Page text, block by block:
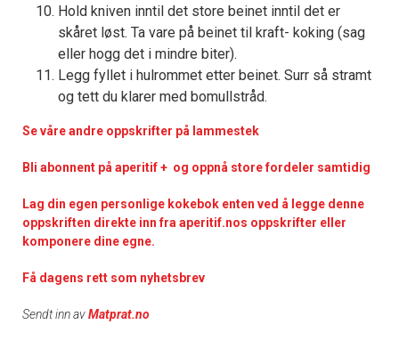
Hold kniven inntil det store beinet inntil det er
skåret løst. Ta vare på beinet til kraft- koking (sag
eller hogg det i mindre biter).
Legg fyllet i hulrommet etter beinet. Surr så stramt
og tett du klarer med bomullstråd.
Se våre andre oppskrifter på lammestek
Bli abonnent på aperitif + og oppnå store fordeler samtidig
Lag din egen personlige kokebok enten ved å legge denne
oppskriften direkte inn fra aperitif.nos oppskrifter eller
komponere dine egne.
Få dagens rett som nyhetsbrev
Sendt inn avMatprat.no